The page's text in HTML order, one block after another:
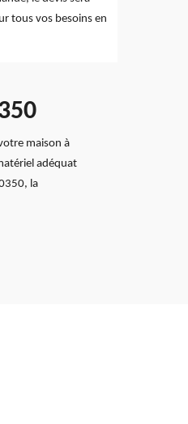
tous vos besoins en
maison à
adéquat
la